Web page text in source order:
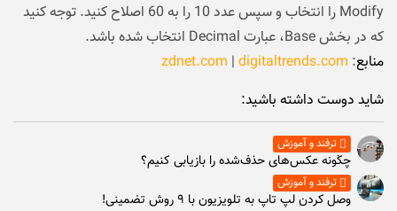
Modify را انتخاب و سپس عدد 10 را به 60 اصلاح کنید. توجه کنید
که در بخش Base، عبارت Decimal انتخاب شده باشد.
منابع:
zdnet.com | digitaltrends.com
شاید دوست داشته باشید:
ترفند و آموزش
چگونه عکس‌های حذف‌شده را بازیابی کنیم؟
ترفند و آموزش
وصل كردن لپ تاپ به تلويزيون با ۹ روش تضمینی!